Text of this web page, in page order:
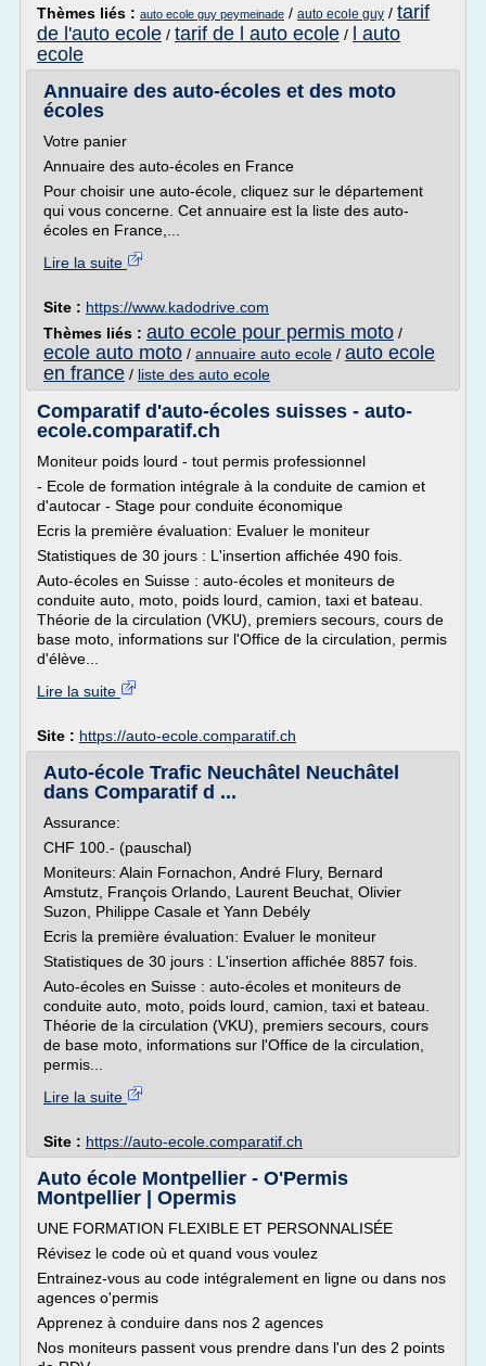
Thèmes liés : auto ecole guy peymeinade / auto ecole guy / tarif
de l'auto ecole / tarif de l auto ecole /
l auto
ecole
Annuaire des auto-écoles et des moto
écoles
Votre panier
Annuaire des auto-écoles en France
Pour choisir une auto-école, cliquez sur le département
qui vous concerne. Cet annuaire est la liste des auto-
écoles en France,...
Lire la suite
Site : https://www.kadodrive.com
Thèmes liés : auto ecole pour permis moto /
ecole auto moto / annuaire auto ecole / auto ecole
en france / liste des auto ecole
Comparatif d'auto-écoles suisses - auto-
ecole.comparatif.ch
Moniteur poids lourd - tout permis professionnel
- Ecole de formation intégrale à la conduite de camion et
d'autocar - Stage pour conduite économique
Ecris la première évaluation: Evaluer le moniteur
Statistiques de 30 jours : L'insertion affichée 490 fois.
Auto-écoles en Suisse : auto-écoles et moniteurs de
conduite auto, moto, poids lourd, camion, taxi et bateau.
Théorie de la circulation (VKU), premiers secours, cours de
base moto, informations sur l'Office de la circulation, permis
d'élève...
Lire la suite
Site : https://auto-ecole.comparatif.ch
Auto-école Trafic Neuchâtel Neuchâtel
dans Comparatif d ...
Assurance:
CHF 100.- (pauschal)
Moniteurs: Alain Fornachon, André Flury, Bernard
Amstutz, François Orlando, Laurent Beuchat, Olivier
Suzon, Philippe Casale et Yann Debély
Ecris la première évaluation: Evaluer le moniteur
Statistiques de 30 jours : L'insertion affichée 8857 fois.
Auto-écoles en Suisse : auto-écoles et moniteurs de
conduite auto, moto, poids lourd, camion, taxi et bateau.
Théorie de la circulation (VKU), premiers secours, cours
de base moto, informations sur l'Office de la circulation,
permis...
Lire la suite
Site : https://auto-ecole.comparatif.ch
Auto école Montpellier - O'Permis
Montpellier | Opermis
UNE FORMATION FLEXIBLE ET PERSONNALISÉE
Révisez le code où et quand vous voulez
Entrainez-vous au code intégralement en ligne ou dans nos
agences o'permis
Apprenez à conduire dans nos 2 agences
Nos moniteurs passent vous prendre dans l'un des 2 points